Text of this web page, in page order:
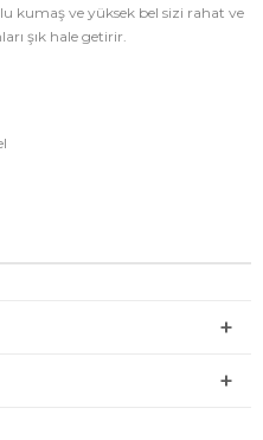
kumaş ve yüksek bel sizi rahat ve
şık hale getirir.